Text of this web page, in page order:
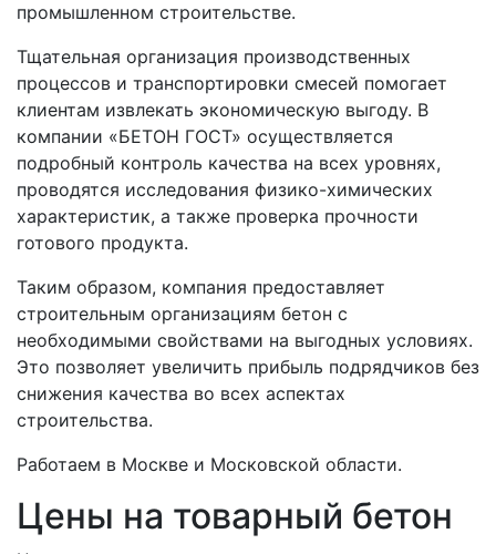
промышленном строительстве.
Тщательная организация производственных
процессов и транспортировки смесей помогает
клиентам извлекать экономическую выгоду. В
компании «БЕТОН ГОСТ» осуществляется
подробный контроль качества на всех уровнях,
проводятся исследования физико-химических
характеристик, а также проверка прочности
готового продукта.
Таким образом, компания предоставляет
строительным организациям бетон с
необходимыми свойствами на выгодных условиях.
Это позволяет увеличить прибыль подрядчиков без
снижения качества во всех аспектах
строительства.
Работаем в Москве и Московской области.
Цены на товарный бетон